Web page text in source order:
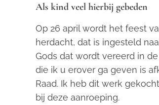
Als kind veel hierbij gebeden
Op 26 april wordt het feest
herdacht, dat is ingesteld
Gods dat wordt vereerd in
die ik u erover ga geven is
Raad. Ik heb dit werk
bij deze aanroeping.